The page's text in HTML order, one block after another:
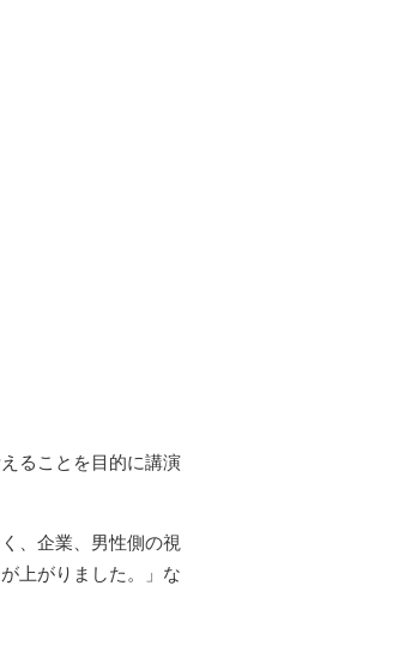
ることを目的に講演
、企業、男性側の視
上がりました。」な